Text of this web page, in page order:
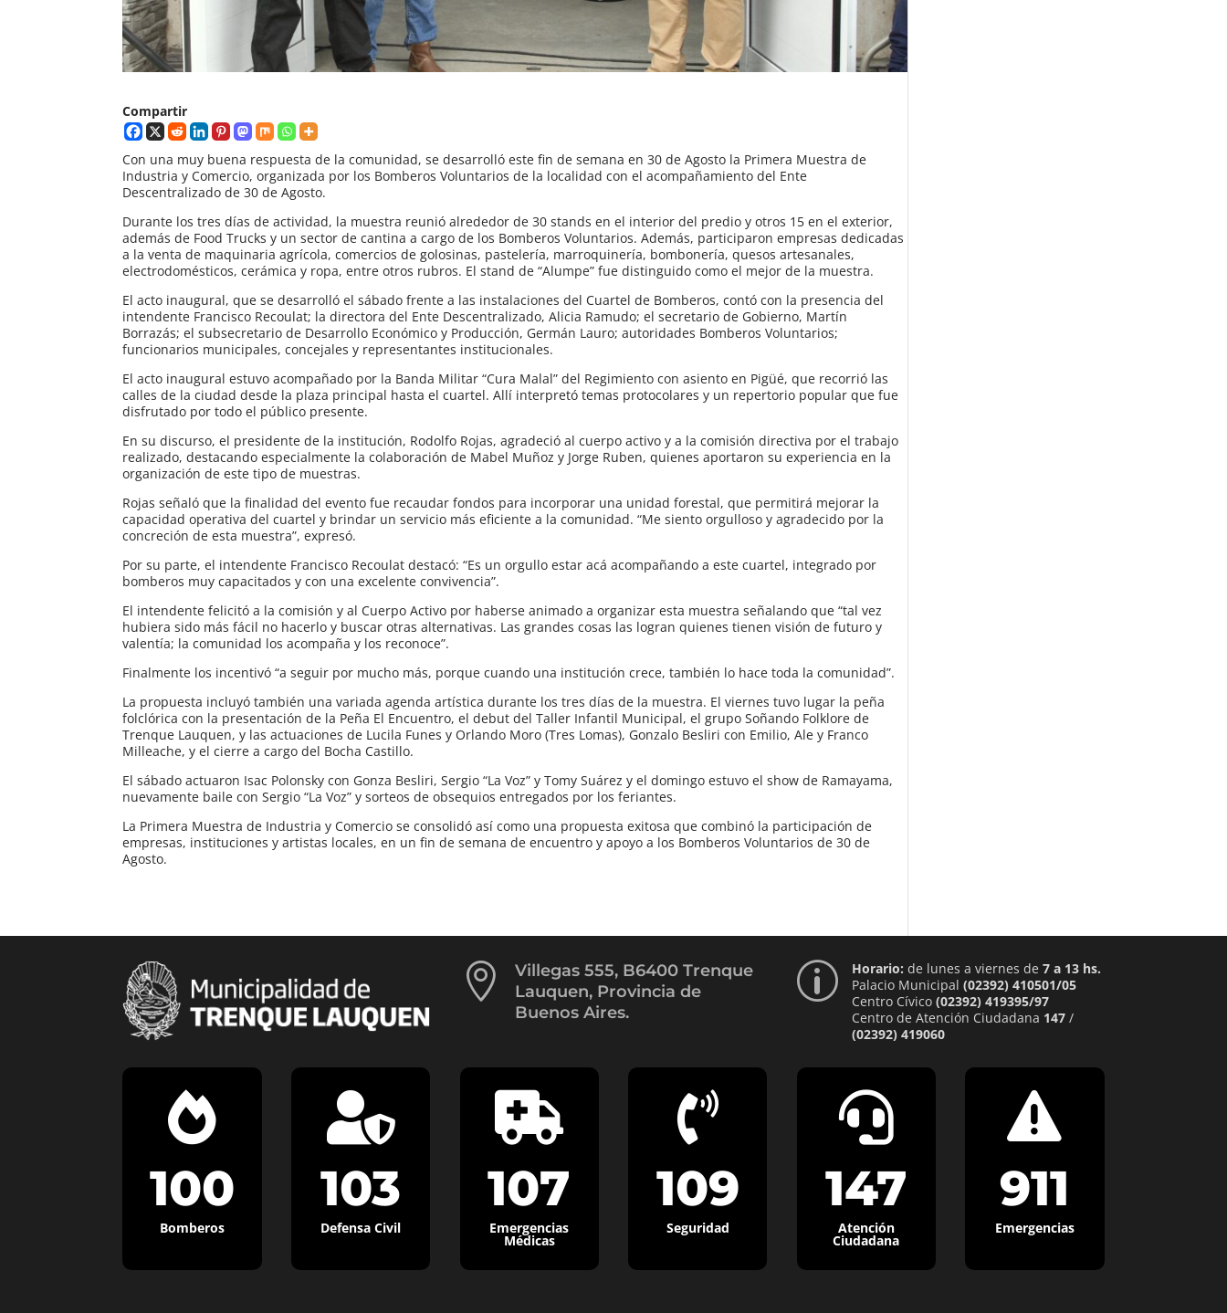
Compartir
Con una muy buena respuesta de la comunidad, se desarrolló este fin de semana en 30 de Agosto la Primera Muestra de
Industria y Comercio, organizada por los Bomberos Voluntarios de la localidad con el acompañamiento del Ente
Descentralizado de 30 de Agosto.
Durante los tres días de actividad, la muestra reunió alrededor de 30 stands en el interior del predio y otros 15 en el exterior,
además de Food Trucks y un sector de cantina a cargo de los Bomberos Voluntarios. Además, participaron empresas dedicadas
a la venta de maquinaria agrícola, comercios de golosinas, pastelería, marroquinería, bombonería, quesos artesanales,
electrodomésticos, cerámica y ropa, entre otros rubros. El stand de “Alumpe” fue distinguido como el mejor de la muestra.
El acto inaugural, que se desarrolló el sábado frente a las instalaciones del Cuartel de Bomberos, contó con la presencia del
intendente Francisco Recoulat; la directora del Ente Descentralizado, Alicia Ramudo; el secretario de Gobierno, Martín
Borrazás; el subsecretario de Desarrollo Económico y Producción, Germán Lauro; autoridades Bomberos Voluntarios;
funcionarios municipales, concejales y representantes institucionales.
El acto inaugural estuvo acompañado por la Banda Militar “Cura Malal” del Regimiento con asiento en Pigüé, que recorrió las
calles de la ciudad desde la plaza principal hasta el cuartel. Allí interpretó temas protocolares y un repertorio popular que fue
disfrutado por todo el público presente.
En su discurso, el presidente de la institución, Rodolfo Rojas, agradeció al cuerpo activo y a la comisión directiva por el trabajo
realizado, destacando especialmente la colaboración de Mabel Muñoz y Jorge Ruben, quienes aportaron su experiencia en la
organización de este tipo de muestras.
Rojas señaló que la finalidad del evento fue recaudar fondos para incorporar una unidad forestal, que permitirá mejorar la
capacidad operativa del cuartel y brindar un servicio más eficiente a la comunidad. “Me siento orgulloso y agradecido por la
concreción de esta muestra”, expresó.
Por su parte, el intendente Francisco Recoulat destacó: “Es un orgullo estar acá acompañando a este cuartel, integrado por
bomberos muy capacitados y con una excelente convivencia”.
El intendente felicitó a la comisión y al Cuerpo Activo por haberse animado a organizar esta muestra señalando que “tal vez
hubiera sido más fácil no hacerlo y buscar otras alternativas. Las grandes cosas las logran quienes tienen visión de futuro y
valentía; la comunidad los acompaña y los reconoce”.
Finalmente los incentivó “a seguir por mucho más, porque cuando una institución crece, también lo hace toda la comunidad”.
La propuesta incluyó también una variada agenda artística durante los tres días de la muestra. El viernes tuvo lugar la peña
folclórica con la presentación de la Peña El Encuentro, el debut del Taller Infantil Municipal, el grupo Soñando Folklore de
Trenque Lauquen, y las actuaciones de Lucila Funes y Orlando Moro (Tres Lomas), Gonzalo Besliri con Emilio, Ale y Franco
Milleache, y el cierre a cargo del Bocha Castillo.
El sábado actuaron Isac Polonsky con Gonza Besliri, Sergio “La Voz” y Tomy Suárez y el domingo estuvo el show de Ramayama,
nuevamente baile con Sergio “La Voz” y sorteos de obsequios entregados por los feriantes.
La Primera Muestra de Industria y Comercio se consolidó así como una propuesta exitosa que combinó la participación de
empresas, instituciones y artistas locales, en un fin de semana de encuentro y apoyo a los Bomberos Voluntarios de 30 de
Agosto.

Villegas 555, B6400 Trenque
Lauquen, Provincia de
Buenos Aires.
p Horario: de lunes a viernes de 7 a 13 hs.
Palacio Municipal (02392) 410501/05
Centro Cívico (02392) 419395/97
Centro de Atención Ciudadana 147/
(02392) 419060

100
Bomberos

103
Defensa Civil

107
Emergencias
Médicas

109
Seguridad

147
Atención
Ciudadana

911
Emergencias